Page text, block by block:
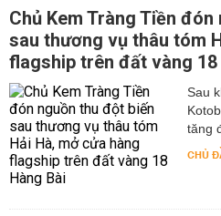
khu vực nguy cơ tại Đà Nẵng
với vi rút SARS-CoV-2.
Tổng số ca nhiễm COVID-19
- Tính đến 6h ngày 30/7: Việt
mắc COVID-19, trong đó 276
cách ly ngay.
- Số lượng ca mắc mới trong
25/7 đến nay: ghi nhận 43 ca.
- Tính từ 18h ngày 29/7 đến
Chủ Kem Tràng Tiền
sau thương vụ thâu tóm
flagship trên đất vàng 18
Sau
tăng
CHỦ